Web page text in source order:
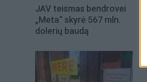
JAV teismas bendrovei
„Meta“ skyrė 567 mln.
dolerių baudą